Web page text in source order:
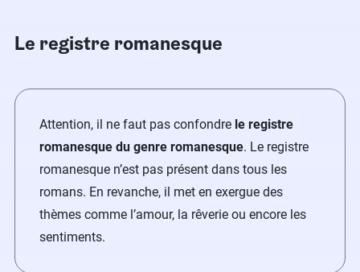
Le registre romanesque
Attention, il ne faut pas confondre le registre
romanesque du genre romanesque. Le registre
romanesque n’est pas présent dans tous les
romans. En revanche, il met en exergue des
thèmes comme l’amour, la rêverie ou encore les
sentiments.